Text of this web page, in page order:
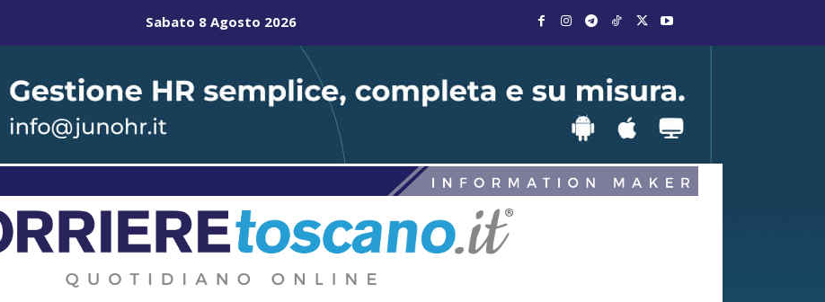
Sabato 8 Agosto 2026